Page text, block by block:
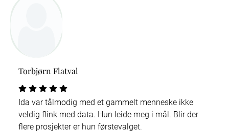
Torbjørn Flatval
Ida var tålmodig med et gammelt menneske ikke
veldig flink med data. Hun leide meg i mål. Blir der
flere prosjekter er hun førstevalget.